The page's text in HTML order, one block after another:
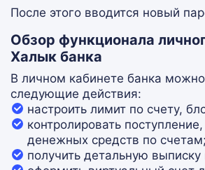
После этого вводится новый
Обзор функционала
Халык банка
В личном кабинете банка
следующие действия:
настроить лимит по счету,
контролировать
денежных средств по счетам;
получить детальную